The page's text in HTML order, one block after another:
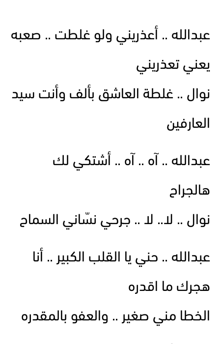
عبدالله .. أعذريني ولو غلطت .. صعبه
يعني تعذريني
نوال .. غلطة العاشق بألف وأنت سيد
العارفين
عبدالله .. آه .. آه .. أشتكي لك
هالجراح
نوال .. لا.. لا .. جرحي نسّاني السماح
عبدالله .. حني يا القلب الكبير .. أنا
هجرك ما اقدره
الخطا مني صغير .. والعفو بالمقدره